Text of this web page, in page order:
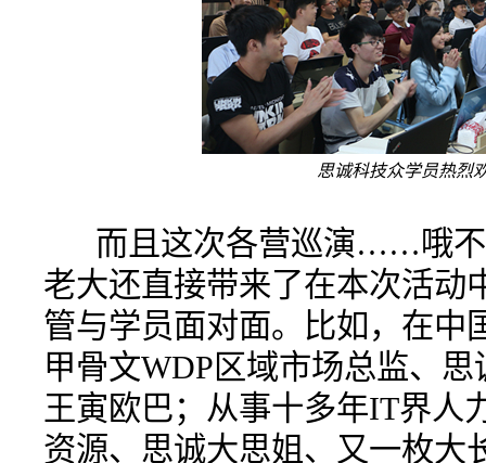
思诚科技众学员热烈
而且这次各营巡演……哦
老大还直接带来了在本次活动
管与学员面对面。比如，在中
甲骨文WDP区域市场总监、
王寅欧巴；从事十多年IT界人
资源、思诚大思姐、又一枚大